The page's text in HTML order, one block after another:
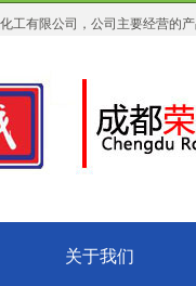
工有限公司，公司主要经营的
关于我们